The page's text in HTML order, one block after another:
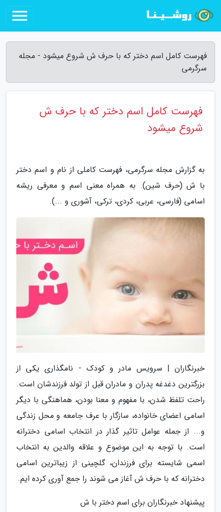
فهرست کامل اسم دختر که با حرف ش شروع میشود - مجله
سرگرمی
فهرست کامل اسم دختر که با حرف ش
شروع میشود
به گزارش مجله سرگرمی، فهرست کاملی از نام و اسم دختر
با ش (حرف شین). به همراه معنی اسم و معرفی ریشه
اسامی (فارسی، عربی، کردی، ترکی، آشوری و ...).
خبرنگاران | سرویس مادر و کودک - نامگذاری یکی از
بزرگترین دغدغه پدران و مادران قبل از تولد فرزندشان است.
راحت تلفظ شدن، با مفهوم و معنا بودن، هماهنگی با دیگر
اسامی اعضای خانواده، سازگار با عرف جامعه و محل زندگی
و... از جمله عوامل تاثیر گذار در انتخاب اسامی دخترانه
است. با توجه به این موضوع و علاقه والدین به انتخاب
اسمی شایسته برای فرزندان، گلچینی از زیباترین اسامی
دخترانه که با حرف ش آغاز می شوند را جمع آوری کرده ایم.
پیشنهاد خبرنگاران برای اسم دختر با ش